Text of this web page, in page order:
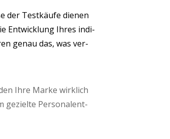
der Test­käu­fe die­nen
Ent­wick­lung Ihres indi­
genau das, was ver­
Ihre Mar­ke wirk­lich
geziel­te Per­so­nal­ent­